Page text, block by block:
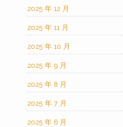
2025 年 12 月
2025 年 11 月
2025 年 10 月
2025 年 9 月
2025 年 8 月
2025 年 7 月
2025 年 6 月